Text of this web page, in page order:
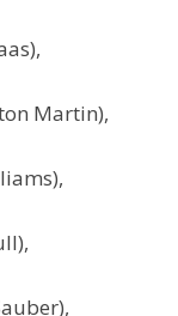
Martin),